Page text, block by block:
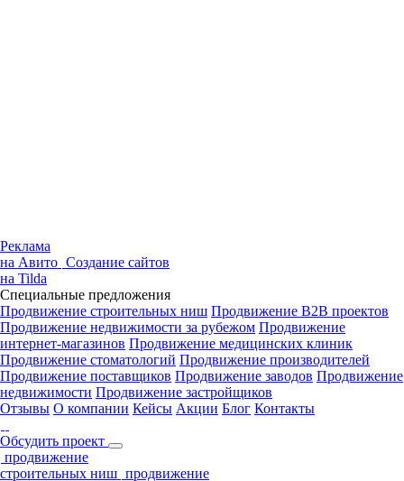
Реклама
на Авито Создание сайтов
на Tilda
Специальные предложения
Продвижение строительных ниш Продвижение B2B проектов
Продвижение недвижимости за рубежом Продвижение
интернет-магазинов Продвижение медицинских клиник
Продвижение стоматологий Продвижение производителей
Продвижение поставщиков Продвижение заводов Продвижение
недвижимости Продвижение застройщиков
Отзывы О компании Кейсы Акции Блог Контакты
Обсудить проект
продвижение
строительных ниш продвижение